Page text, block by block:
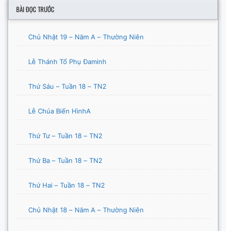
BÀI ĐỌC TRƯỚC
Chủ Nhật 19 – Năm A – Thường Niên
Lễ Thánh Tổ Phụ Đaminh
Thứ Sáu – Tuần 18 – TN2
Lễ Chúa Biến HìnhA
Thứ Tư – Tuần 18 – TN2
Thứ Ba – Tuần 18 – TN2
Thứ Hai – Tuần 18 – TN2
Chủ Nhật 18 – Năm A – Thường Niên